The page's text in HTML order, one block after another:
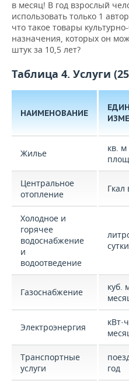
в месяц! В год взрослый
использовать только 1
что такое товары
назначения, которых он
штук за 10,5 лет?
Таблица 4. Услуги
НАИМЕНОВАНИЕ
Жилье
кв.
Центральное
отопление
Гкал
Холодное и
горячее
водоснабжение
и
водоотведение
сутки
Газоснабжение
куб.
Электроэнергия
Транспортные
услуги
год